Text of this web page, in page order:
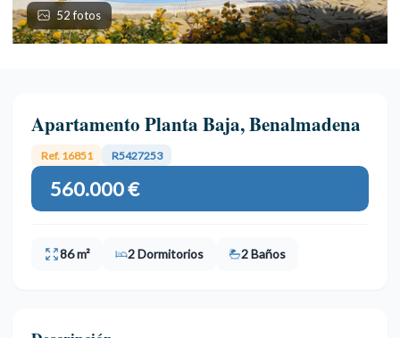
52 fotos
Apartamento Planta Baja, Benalmadena
Ref. 16851 R5427253
560.000 €
86 m² 2 Dormitorios 2 Baños